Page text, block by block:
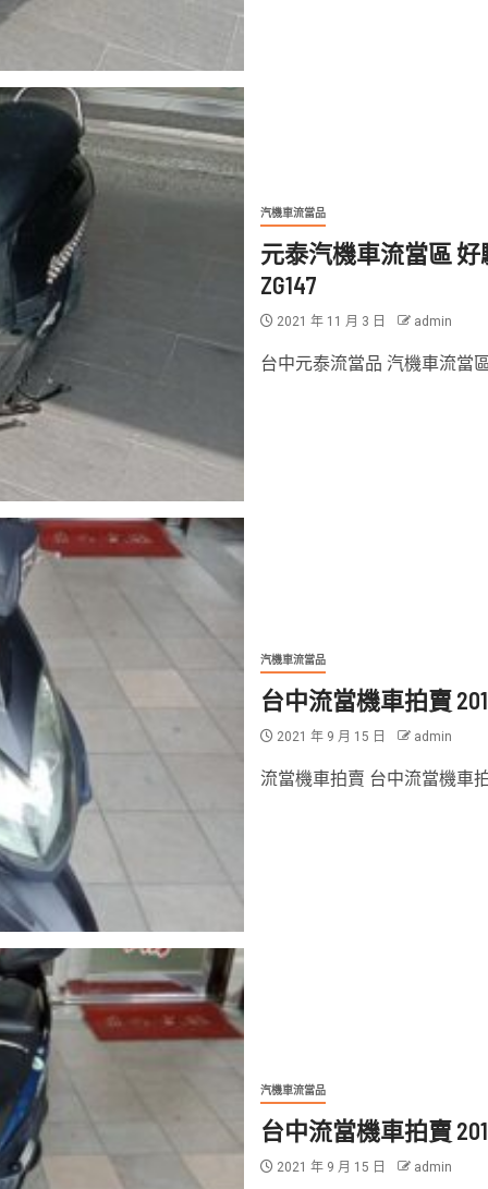
汽機車流當品
元泰汽機車流當區 好
ZG147
2021 年 11 月 3 日 admin
台中元泰流當品 汽機車流當
汽機車流當品
台中流當機車拍賣
2021 年 9 月 15 日 admin
流當機車拍賣 台中流當機車
汽機車流當品
台中流當機車拍賣
2021 年 9 月 15 日 admin